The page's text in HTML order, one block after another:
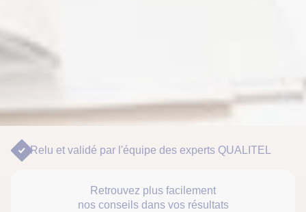
Relu et validé par l'équipe des experts QUALITEL
Retrouvez plus facilement
nos conseils dans vos résultats